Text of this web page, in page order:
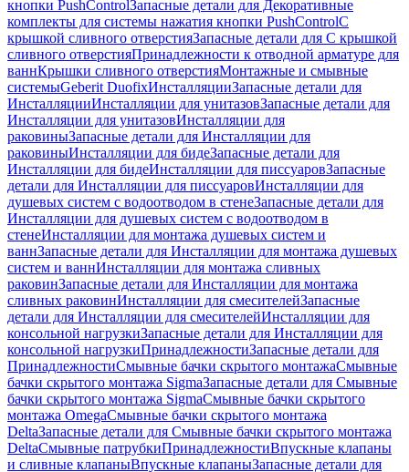
кнопки PushControlЗапасные детали для Декоративные
комплекты для системы нажатия кнопки PushControlС
крышкой сливного отверстияЗапасные детали для С крышкой
сливного отверстияПринадлежности к отводной арматуре для
ваннКрышки сливного отверстияМонтажные и смывные
системыGeberit DuofixИнсталляцииЗапасные детали для
ИнсталляцииИнсталляции для унитазовЗапасные детали для
Инсталляции для унитазовИнсталляции для
раковиныЗапасные детали для Инсталляции для
раковиныИнсталляции для бидеЗапасные детали для
Инсталляции для бидеИнсталляции для писсуаровЗапасные
детали для Инсталляции для писсуаровИнсталляции для
душевых систем с водоотводом в стенеЗапасные детали для
Инсталляции для душевых систем с водоотводом в
стенеИнсталляции для монтажа душевых систем и
ваннЗапасные детали для Инсталляции для монтажа душевых
систем и ваннИнсталляции для монтажа сливных
раковинЗапасные детали для Инсталляции для монтажа
сливных раковинИнсталляции для смесителейЗапасные
детали для Инсталляции для смесителейИнсталляции для
консольной нагрузкиЗапасные детали для Инсталляции для
консольной нагрузкиПринадлежностиЗапасные детали для
ПринадлежностиСмывные бачки скрытого монтажаСмывные
бачки скрытого монтажа SigmaЗапасные детали для Смывные
бачки скрытого монтажа SigmaСмывные бачки скрытого
монтажа OmegaСмывные бачки скрытого монтажа
DeltaЗапасные детали для Смывные бачки скрытого монтажа
DeltaСмывные патрубкиПринадлежностиВпускные клапаны
и сливные клапаныВпускные клапаныЗапасные детали для